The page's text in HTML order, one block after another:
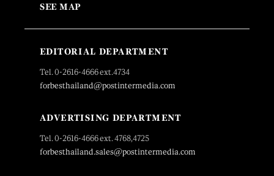
SEE MAP
EDITORIAL DEPARTMENT
Tel. 0-2616-4666 ext.4734
forbesthailand@postintermedia.com
ADVERTISING DEPARTMENT
Tel. 0-2616-4666 ext. 4768,4725
forbesthailand.sales@postintermedia.com